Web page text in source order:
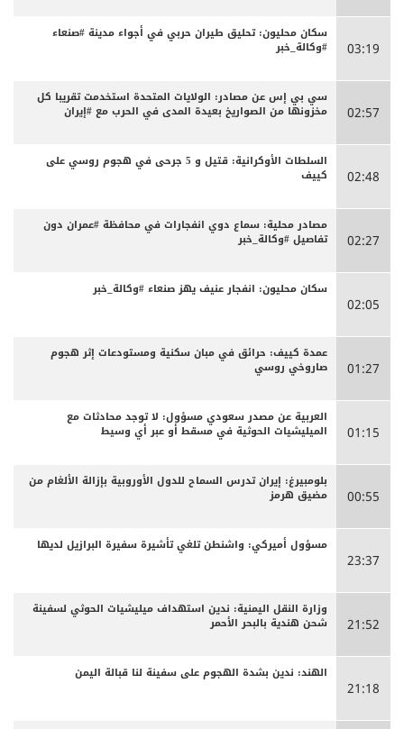
03:19
سكان محليون: تحليق طيران حربي في أجواء مدينة #صنعاء
#وكالة_خبر
02:57
سي بي إس عن مصادر: الولايات المتحدة استخدمت تقريبا كل
مخزونها من الصواريخ بعيدة المدى في الحرب مع #إيران
02:48
السلطات الأوكرانية: قتيل و 5 جرحى في هجوم روسي على
كييف
02:27
مصادر محلية: سماع دوي انفجارات في محافظة #عمران دون
تفاصيل #وكالة_خبر
02:05
سكان محليون: انفجار عنيف يهز صنعاء #وكالة_خبر
01:27
عمدة كييف: حرائق في مبان سكنية ومستودعات إثر هجوم
صاروخي روسي
01:15
العربية عن مصدر سعودي مسؤول: لا توجد محادثات مع
الميليشيات الحوثية في مسقط أو عبر أي وسيط
00:55
بلومبيرغ: إيران تدرس السماح للدول الأوروبية بإزالة الألغام من
مضيق هرمز
23:37
مسؤول أميركي: واشنطن تلغي تأشيرة سفيرة البرازيل لديها
21:52
وزارة النقل اليمنية: ندين استهداف ميليشيات الحوثي لسفينة
شحن هندية بالبحر الأحمر
21:18
الهند: ندين بشدة الهجوم على سفينة لنا قبالة اليمن